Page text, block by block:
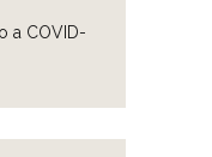
a COVID-